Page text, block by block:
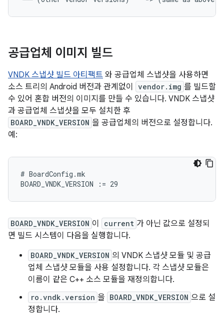
공급업체 이미지 빌드
VNDK 스냅샷 빌드 아티팩트 와 공급업체 스냅샷을 사용하면
소스 트리의 Android 버전과 관계없이
vendor.img 를 빌드할
수 있어 혼합 버전의 이미지를 만들 수 있습니다. VNDK 스냅샷
과 공급업체 스냅샷을 모두 설치한 후
BOARD_VNDK_VERSION 을 공급업체의 버전으로 설정합니다.
예:
# BoardConfig.mk
BOARD_VNDK_VERSION 이 current 가 아닌 값으로 설정되
면 빌드 시스템이 다음을 실행합니다.
BOARD_VNDK_VERSION 의 VNDK 스냅샷 모듈 및 공급
업체 스냅샷 모듈을 사용 설정합니다. 각 스냅샷 모듈은
이름이 같은 C++ 소스 모듈을 재정의합니다.
ro.vndk.version 을 BOARD_VNDK_VERSION 으로 설
정합니다.